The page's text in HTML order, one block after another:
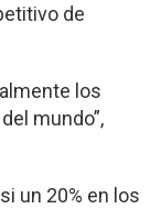
de
los
mundo”,
un 20% en los